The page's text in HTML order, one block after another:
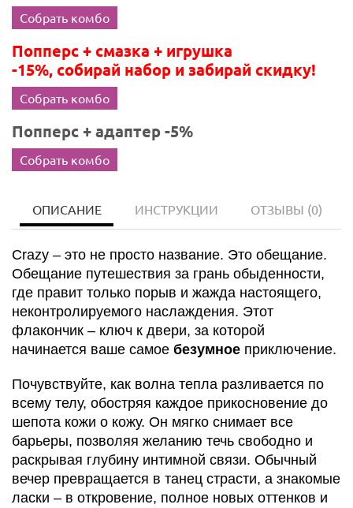
Собрать комбо
Попперс + смазка + игрушка
-15%, собирай набор и забирай скидку!
Собрать комбо
Попперс + адаптер -5%
Собрать комбо
ОПИСАНИЕ ИНСТРУКЦИИ ОТЗЫВЫ (0)
Crazy – это не просто название. Это обещание.
Обещание путешествия за грань обыденности,
где правит только порыв и жажда настоящего,
неконтролируемого наслаждения. Этот
флакончик – ключ к двери, за которой
начинается ваше самое безумное приключение.
Почувствуйте, как волна тепла разливается по
всему телу, обостряя каждое прикосновение до
шепота кожи о кожу. Он мягко снимает все
барьеры, позволяя желанию течь свободно и
раскрывая глубину интимной связи. Обычный
вечер превращается в танец страсти, а знакомые
ласки – в откровение, полное новых оттенков и